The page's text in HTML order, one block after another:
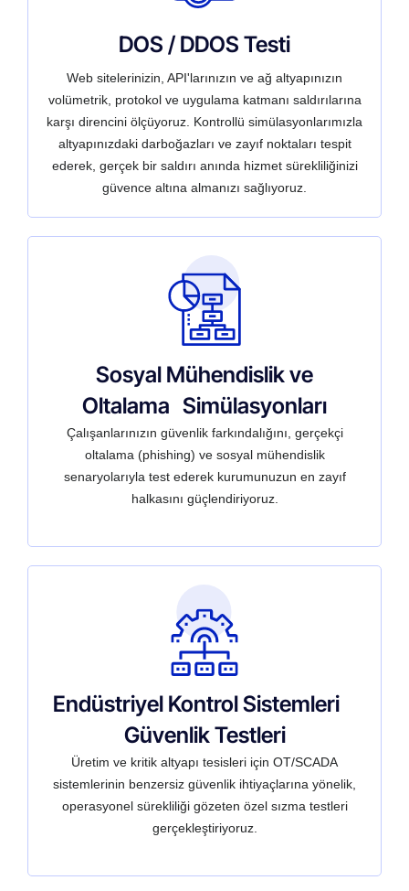
DOS / DDOS Testi
Web sitelerinizin, API'larınızın ve ağ altyapınızın
volümetrik, protokol ve uygulama katmanı saldırılarına
karşı direncini ölçüyoruz. Kontrollü simülasyonlarımızla
altyapınızdaki darboğazları ve zayıf noktaları tespit
ederek, gerçek bir saldırı anında hizmet sürekliliğinizi
güvence altına almanızı sağlıyoruz.
Sosyal Mühendislik ve
Oltalama Simülasyonları
Çalışanlarınızın güvenlik farkındalığını, gerçekçi
oltalama (phishing) ve sosyal mühendislik
senaryolarıyla test ederek kurumunuzun en zayıf
halkasını güçlendiriyoruz.
Endüstriyel Kontrol Sistemleri
Güvenlik Testleri
Üretim ve kritik altyapı tesisleri için OT/SCADA
sistemlerinin benzersiz güvenlik ihtiyaçlarına yönelik,
operasyonel sürekliliği gözeten özel sızma testleri
gerçekleştiriyoruz.